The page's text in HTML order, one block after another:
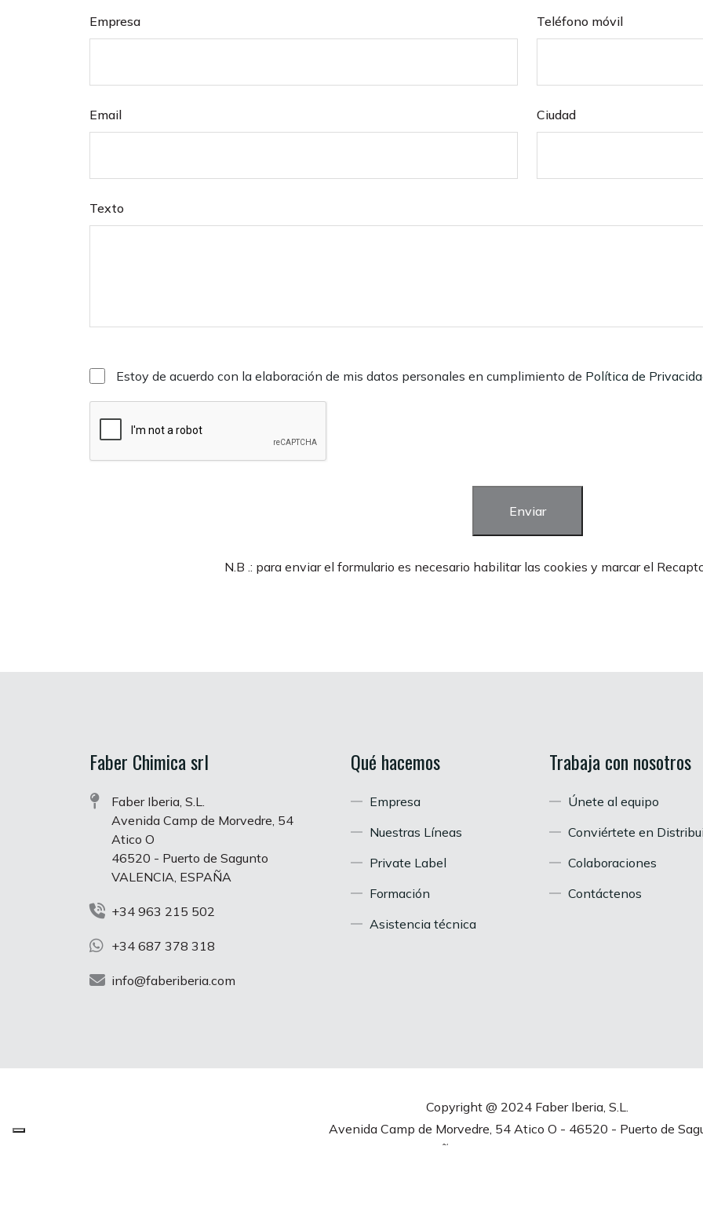
Empresa Teléfono móvil
Email Ciudad
Texto
Estoy de acuerdo con la elaboración de mis datos personales en cumplimiento de Política de
Enviar
N.B .: para enviar el formulario es necesario habilitar las cookies y marcar el
Faber Chimica srl
Faber Iberia, S.L.
Avenida Camp de Morvedre, 54
Atico O
46520 - Puerto de Sagunto
VALENCIA, ESPAÑA
+34 963 215 502
+34 687 378 318
info@faberiberia.com
Qué hacemos
Empresa
Nuestras Líneas
Private Label
Formación
Asistencia técnica
Trabaja con nosotros
Únete al equipo
Conviértete en
Colaboraciones
Contáctenos
Copyright @ 2024 Faber Iberia, S.L.
Avenida Camp de Morvedre, 54 Atico O - 46520 - Puerto de